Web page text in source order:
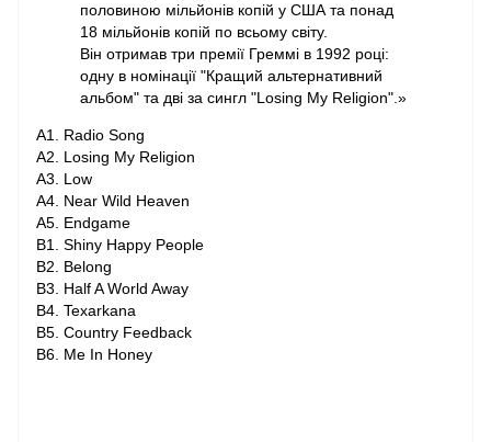
половиною мільйонів копій у США та понад
18 мільйонів копій по всьому світу.
Він отримав три премії Греммі в 1992 році:
одну в номінації "Кращий альтернативний
альбом" та дві за сингл "Losing My Religion".»
A1. Radio Song
A2. Losing My Religion
A3. Low
A4. Near Wild Heaven
A5. Endgame
B1. Shiny Happy People
B2. Belong
B3. Half A World Away
B4. Texarkana
B5. Country Feedback
B6. Me In Honey